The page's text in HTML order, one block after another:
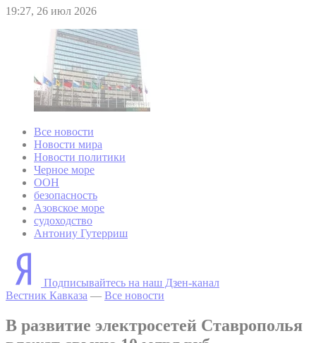
19:27, 26 июл 2026
Все новости
Новости мира
Новости политики
Черное море
ООН
безопасность
Азовское море
судоходство
Антониу Гутерриш
Подписывайтесь на наш Дзен-канал
Вестник Кавказа — Все новости
В развитие электросетей Ставрополья